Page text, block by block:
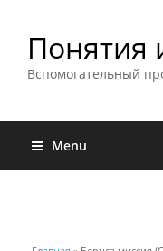
Понятия
Вспомогательный
Menu